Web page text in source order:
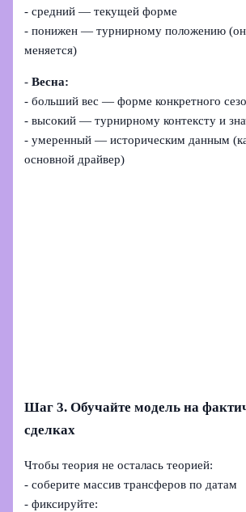
- средний — текущей форме
- понижен — турнирному положению
меняется)
-Весна:
- больший вес — форме конкретного
- высокий — турнирному контексту и
- умеренный — историческим данным
основной драйвер)
Шаг 3. Обучайте модель на
сделках
Чтобы теория не осталась теорией:
- соберите массив трансферов по датам
- фиксируйте: